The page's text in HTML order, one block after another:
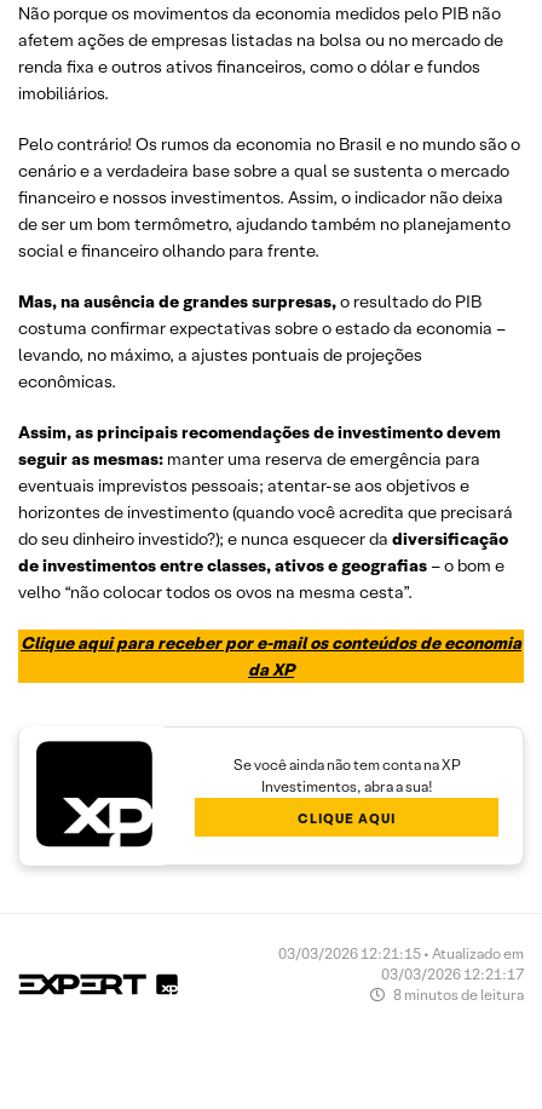
Não porque os movimentos da economia medidos pelo PIB não
afetem ações de empresas listadas na bolsa ou no mercado de
renda fixa e outros ativos financeiros, como o dólar e fundos
imobiliários.
Pelo contrário! Os rumos da economia no Brasil e no mundo são o
cenário e a verdadeira base sobre a qual se sustenta o mercado
financeiro e nossos investimentos. Assim, o indicador não deixa
de ser um bom termômetro, ajudando também no planejamento
social e financeiro olhando para frente.
Mas, na ausência de grandes surpresas,o resultado do PIB
costuma confirmar expectativas sobre o estado da economia –
levando, no máximo, a ajustes pontuais de projeções
econômicas.
Assim, as principais recomendações de investimento devem
seguir as mesmas: manter uma reserva de emergência para
eventuais imprevistos pessoais; atentar-se aos objetivos e
horizontes de investimento (quando você acredita que precisará
do seu dinheiro investido?); e nunca esquecer da diversificação
de investimentos entre classes, ativos e geografias – o bom e
velho “não colocar todos os ovos na mesma cesta”.
Clique aqui para receber por e-mail os conteúdos de economia
da XP
Se você ainda não tem conta na XP
Investimentos, abra a sua!
CLIQUE AQUI
03/03/2026 12:21:15 • Atualizado em
03/03/2026 12:21:17
8 minutos de leitura